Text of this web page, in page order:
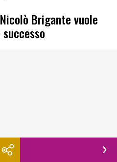
Brigante vuole